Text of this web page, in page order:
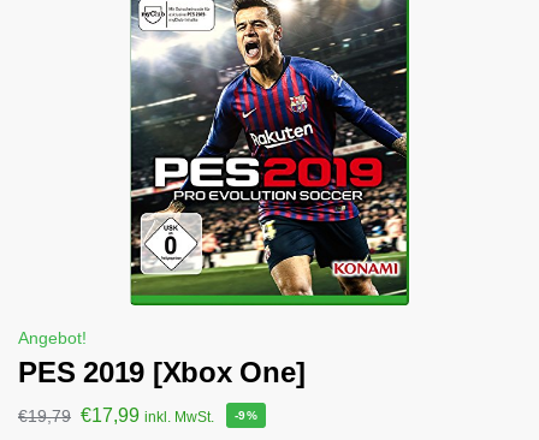
Angebot!
PES 2019 [Xbox One]
€19,79 €17,99 inkl. MwSt. -9%